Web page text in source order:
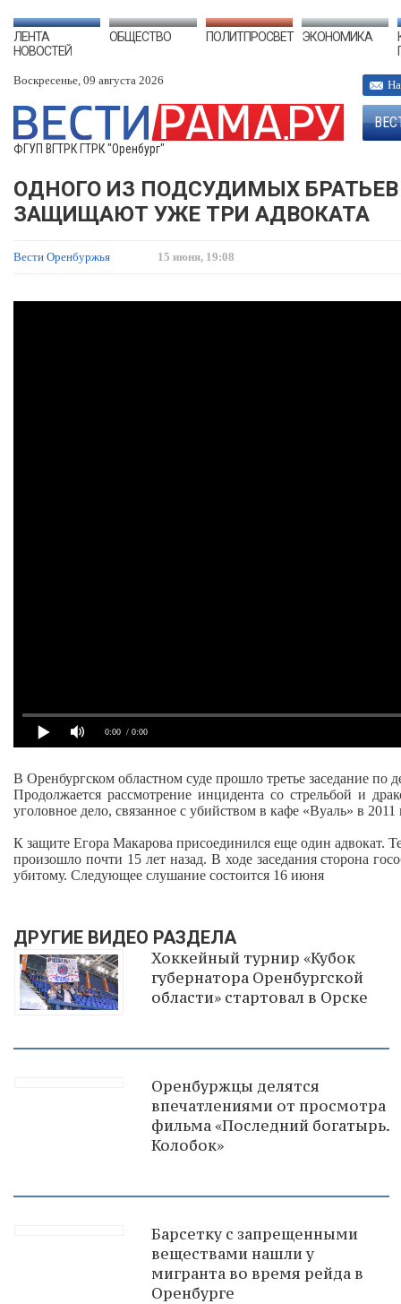
ЛЕНТА
НОВОСТЕЙ
ОБЩЕСТВО ПОЛИТПРОСВЕТ ЭКОНОМИКА
Воскресенье, 09 августа 2026
ФГУП ВГТРК ГТРК "Оренбург"
ОДНОГО ИЗ ПОДСУДИМЫХ
ЗАЩИЩАЮТ УЖЕ ТРИ АДВОКАТА
Вести Оренбуржья 15 июня, 19:08
0:00 / 0:00
В Оренбургском областном суде прошло третье заседание по
Продолжается рассмотрение инцидента со стрельбой и
уголовное дело, связанное с убийством в кафе «Вуаль» в 2011
К защите Егора Макарова присоединился еще один адвокат.
произошло почти 15 лет назад. В ходе заседания сторона
убитому. Следующее слушание состоится 16 июня
ДРУГИЕ ВИДЕО РАЗДЕЛА
Хоккейный турнир «Кубок
губернатора Оренбургской
области» стартовал в Орске
Оренбуржцы делятся
впечатлениями от просмотра
фильма «Последний богатырь.
Колобок»
Барсетку с запрещенными
веществами нашли у
мигранта во время рейда в
Оренбурге